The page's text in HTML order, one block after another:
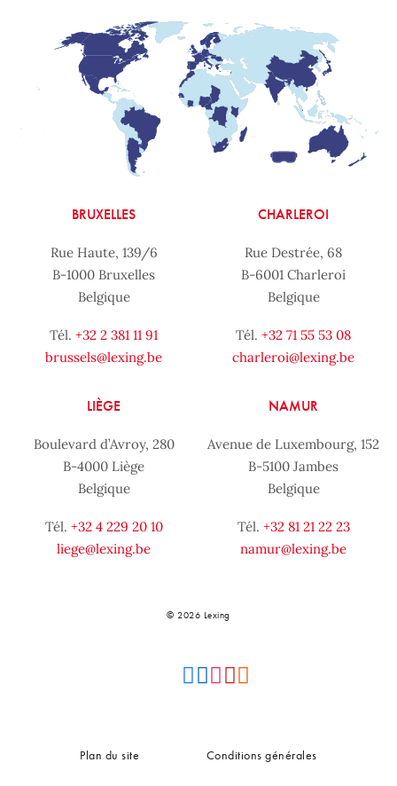
BRUXELLES
Rue Haute, 139/6
B-1000 Bruxelles
Belgique
Tél. +32 2 381 11 91
brussels@lexing.be
CHARLEROI
Rue Destrée, 68
B-6001 Charleroi
Belgique
Tél. +32 71 55 53 08
charleroi@lexing.be
LIÈGE
Boulevard d’Avroy, 280
B-4000 Liège
Belgique
Tél. +32 4 229 20 10
liege@lexing.be
NAMUR
Avenue de Luxembourg, 152
B-5100 Jambes
Belgique
Tél. +32 81 21 22 23
namur@lexing.be
© 2026 Lexing
Plan du site Conditions générales